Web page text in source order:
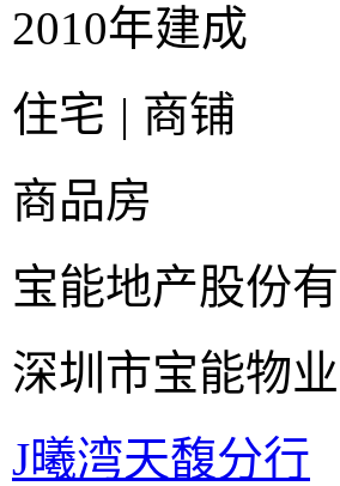
2010年建成
住宅 | 商铺
商品房
宝能地产股份
深圳市宝能物
J曦湾天馥分行